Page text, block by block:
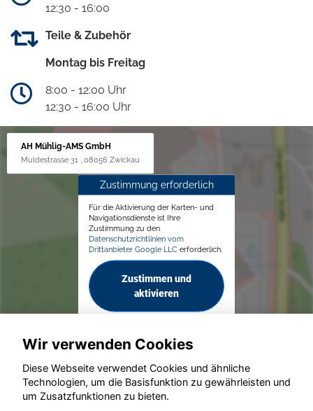
12:30 - 16:00
Teile & Zubehör
Montag bis Freitag
8:00 - 12:00 Uhr
12:30 - 16:00 Uhr
AH Mühlig-AMS GmbH
Muldestrasse 31 , 08056 Zwickau
Zustimmung erforderlich
Für die Aktivierung der Karten- und
Navigationsdienste ist Ihre
Zustimmung zu den
Datenschutzrichtlinien vom
Drittanbieter Google LLC erforderlich.
Zustimmen und
aktivieren
© konjunkturmotor.de GmbH 2020 - 2026
Wir verwenden Cookies
Diese Webseite verwendet Cookies und ähnliche
Technologien, um die Basisfunktion zu gewährleisten und
um Zusatzfunktionen zu bieten.